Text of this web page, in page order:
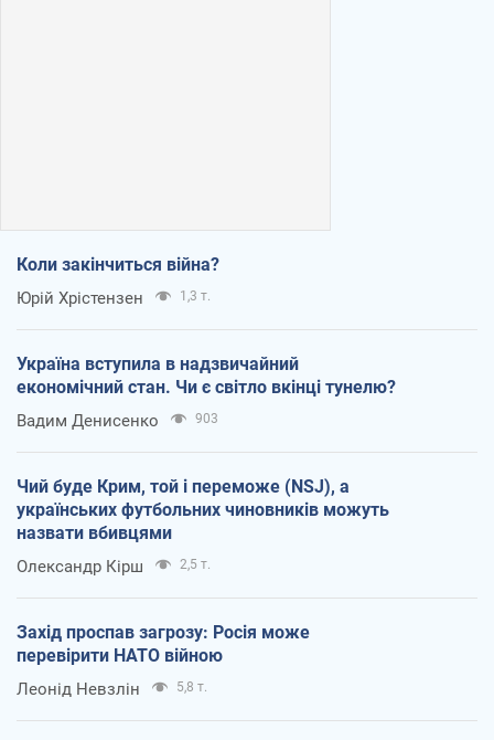
Коли закінчиться війна?
Юрій Хрістензен 1,3 т.
Україна вступила в надзвичайний
економічний стан. Чи є світло вкінці тунелю?
Вадим Денисенко 903
Чий буде Крим, той і переможе (NSJ), а
українських футбольних чиновників можуть
назвати вбивцями
Олександр Кірш 2,5 т.
Захід проспав загрозу: Росія може
перевірити НАТО війною
Леонід Невзлін 5,8 т.